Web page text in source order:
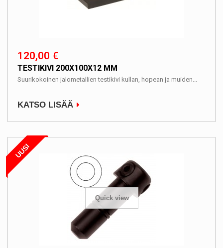
120,00 €
TESTIKIVI 200X100X12 MM
Suurikokoinen jalometallien testikivi kullan, hopean ja muiden...
KATSO LISÄÄ
Quick view
UUSI